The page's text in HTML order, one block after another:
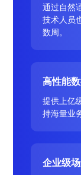
通过自然
技术人员
数周。
高性能
提供上亿
持海量业
企业级